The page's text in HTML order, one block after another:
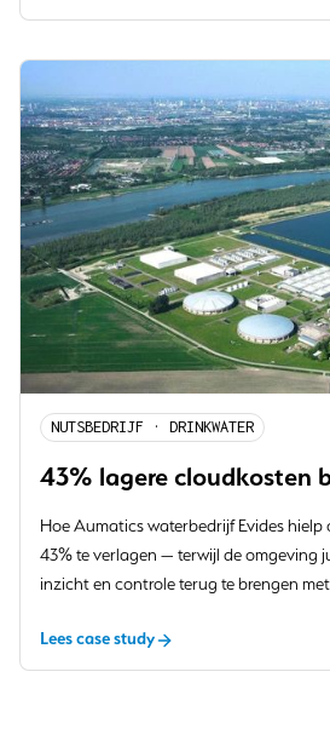
NUTSBEDRIJF · DRINKWATER
43% lagere cloudkosten
Hoe Aumatics waterbedrijf Evides hielp
43% te verlagen — terwijl de omgeving
inzicht en controle terug te brengen
Lees case study